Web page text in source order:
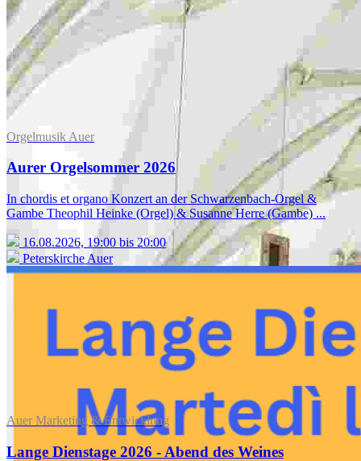
Orgelmusik Auer
Aurer Orgelsommer 2026
In chordis et organo Konzert an der Schwarzenbach-Orgel &
Gambe Theophil Heinke (Orgel) & Susanne Herre (Gambe) ...
16.08.2026, 19:00 bis 20:00
Peterskirche Auer
Auer Marketing & Entwicklung
Lange Dienstage 2026 - Abend des Weines